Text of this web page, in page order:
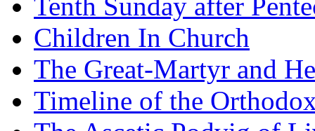
Tenth Sunday after
Children In Church
The Great-Martyr and
Timeline of the